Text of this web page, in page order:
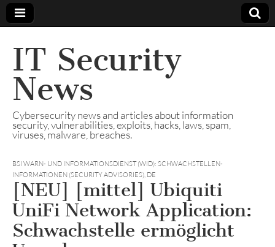
IT Security
News
Cybersecurity news and articles about information
security, vulnerabilities, exploits, hacks, laws, spam,
viruses, malware, breaches.
BSI WARN- UND INFORMATIONSDIENST (WID): SCHWACHSTELLEN-
INFORMATIONEN (SECURITY ADVISORIES), DE
[NEU] [mittel] Ubiquiti
UniFi Network Application:
Schwachstelle ermöglicht